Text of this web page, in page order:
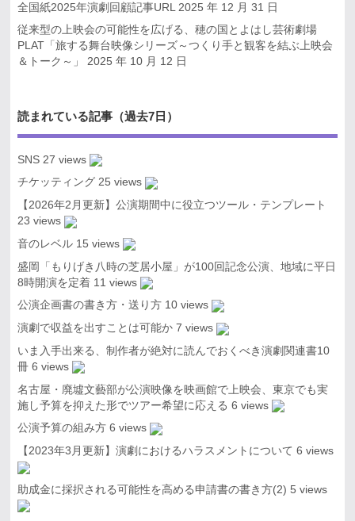
全国紙2025年演劇回顧記事URL 2025 年 12 月 31 日
従来型の上映会の可能性を広げる、穂の国とよはし芸術劇場
PLAT「旅する舞台映像シリーズ～つくり手と観客を結ぶ上映会
＆トーク～」
2025 年 10 月 12 日
読まれている記事（過去7日）
SNS 27 views
チケッティング 25 views
【2026年2月更新】公演期間中に役立つツール・テンプレート
23 views
音のレベル 15 views
盛岡「もりげき八時の芝居小屋」が100回記念公演、地域に平日
8時開演を定着 11 views
公演企画書の書き方・送り方 10 views
演劇で収益を出すことは可能か 7 views
いま入手出来る、制作者が絶対に読んでおくべき演劇関連書10
冊 6 views
名古屋・廃墟文藝部が公演映像を映画館で上映会、東京でも実
施し予算を抑えた形でツアー希望に応える 6 views
公演予算の組み方 6 views
【2023年3月更新】演劇におけるハラスメントについて 6 views
助成金に採択される可能性を高める申請書の書き方(2) 5 views